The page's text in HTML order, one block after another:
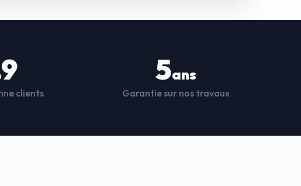
clients
5ans
Garantie sur nos travaux